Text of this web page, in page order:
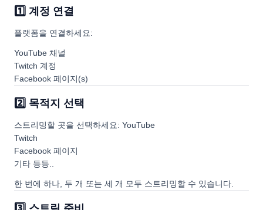
1️⃣ 계정 연결
플랫폼을 연결하세요:
YouTube 채널
Twitch 계정
Facebook 페이지(s)
2️⃣ 목적지 선택
스트리밍할 곳을 선택하세요: YouTube
Twitch
Facebook 페이지
기타 등등..
한 번에 하나, 두 개 또는 세 개 모두 스트리밍할 수 있습니다.